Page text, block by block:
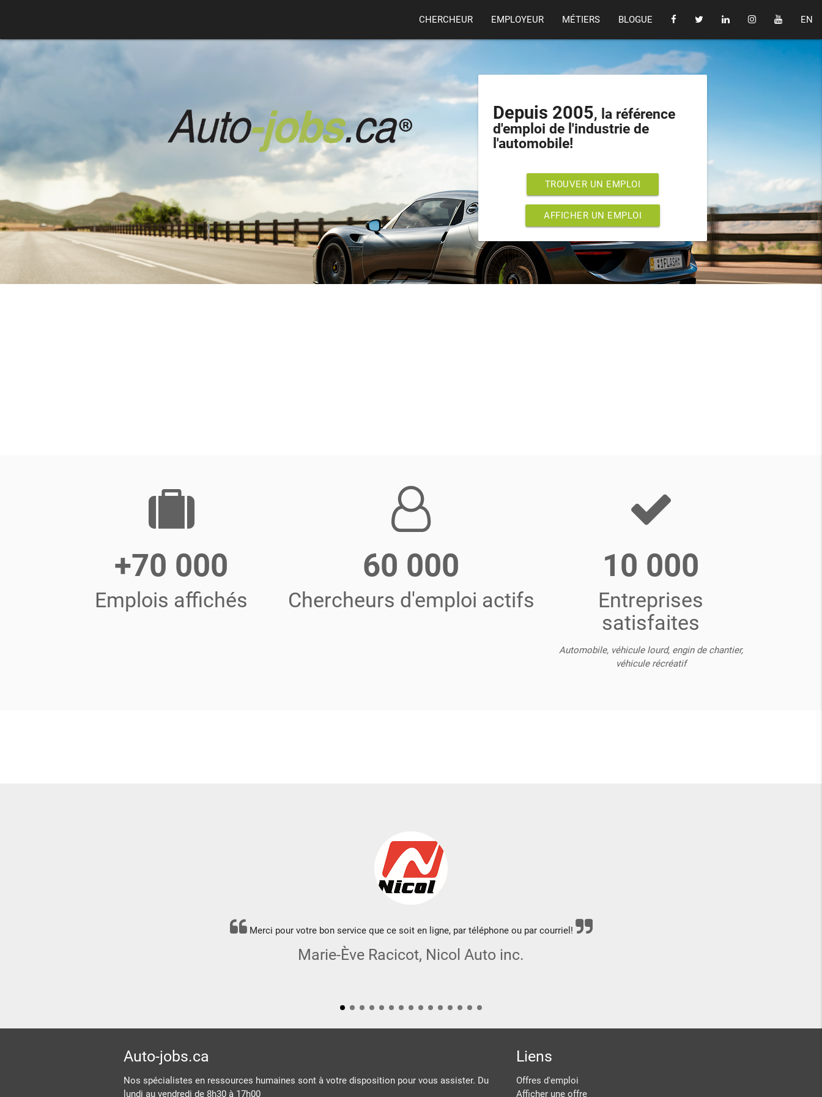
CHERCHEUR EMPLOYEUR MÉTIERS BLOGUE EN
Depuis 2005, la référence
d'emploi de l'industrie de
l'automobile!
TROUVER UN EMPLOI
AFFICHER UN EMPLOI
+70 000
Emplois affichés
60 000
Chercheurs d'emploi actifs
10 000
Entreprises
satisfaites
Automobile, véhicule lourd, engin de chantier,
véhicule récréatif
Merci pour votre bon service que ce soit en ligne, par téléphone ou par courriel!
Marie-Ève Racicot, Nicol Auto inc.
Auto-jobs.ca
Nos spécialistes en ressources humaines sont à votre disposition pour vous assister. Du
lundi au vendredi de 8h30 à 17h00
Liens
Offres d'emploi
Afficher une offre